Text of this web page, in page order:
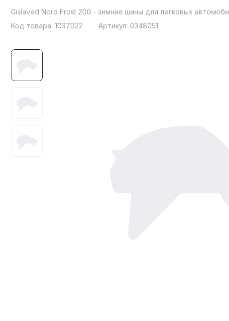
Gislaved Nord Frost 200 - зимние шины для легковых
Код товара: 1037022 Артикул: 0348051